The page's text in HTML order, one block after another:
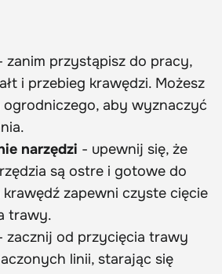
zanim przystąpisz do pracy,
i przebieg krawędzi. Możesz
ogrodniczego, aby wyznaczyć
narzędzi - upewnij się, że
są ostre i gotowe do
krawędź zapewni czyste cięcie
trawy.
zacznij od przycięcia trawy
linii, starając się